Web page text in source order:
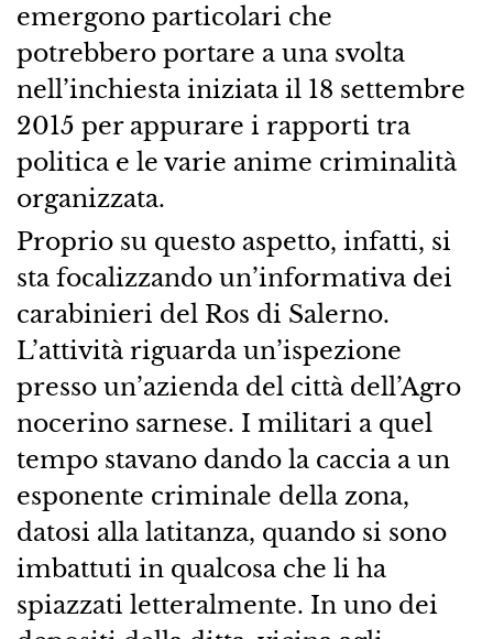
emergono particolari che
potrebbero portare a una svolta
nell’inchiesta iniziata il 18 settembre
2015 per appurare i rapporti tra
politica e le varie anime criminalità
organizzata.
Proprio su questo aspetto, infatti, si
sta focalizzando un’informativa dei
carabinieri del Ros di Salerno.
L’attività riguarda un’ispezione
presso un’azienda del città dell’Agro
nocerino sarnese. I militari a quel
tempo stavano dando la caccia a un
esponente criminale della zona,
datosi alla latitanza, quando si sono
imbattuti in qualcosa che li ha
spiazzati letteralmente. In uno dei